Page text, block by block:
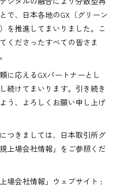
で、日本各地のGX（グリーン
を推進してまいりました。こ
くださったすべての皆さま
に応えるGXパートナーとし
続けてまいります。引き続き
う、よろしくお願い申し上げ
つきましては、日本取引所グ
上場会社情報」をご参照くだ
場会社情報」ウェブサイト :